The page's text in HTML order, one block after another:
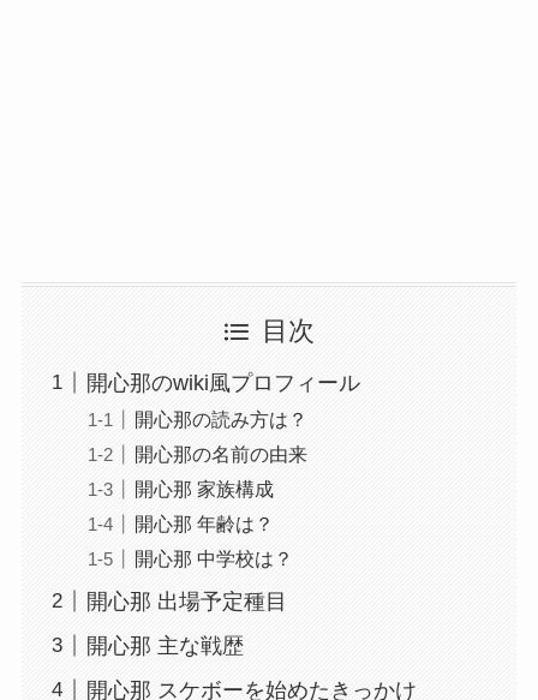
目次
開心那のwiki風プロフィール
開心那の読み方は？
開心那の名前の由来
開心那 家族構成
開心那 年齢は？
開心那 中学校は？
開心那 出場予定種目
開心那 主な戦歴
開心那 スケボーを始めたきっかけ